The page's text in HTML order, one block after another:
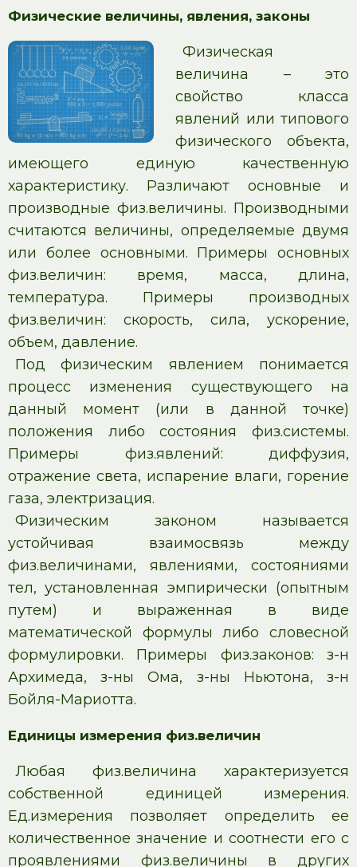
Физические величины, явления, законы
Физическая
величина – это
свойство класса
явлений или типового
физического объекта,
имеющего единую качественную
характеристику. Различают основные и
производные физ.величины. Производными
считаются величины, определяемые двумя
или более основными. Примеры основных
физ.величин: время, масса, длина,
температура. Примеры производных
физ.величин: скорость, сила, ускорение,
объем, давление.
Под физическим явлением понимается
процесс изменения существующего на
данный момент (или в данной точке)
положения либо состояния физ.системы.
Примеры физ.явлений: диффузия,
отражение света, испарение влаги, горение
газа, электризация.
Физическим законом называется
устойчивая взаимосвязь между
физ.величинами, явлениями, состояниями
тел, установленная эмпирически (опытным
путем) и выраженная в виде
математической формулы либо словесной
формулировки. Примеры физ.законов: з-н
Архимеда, з-ны Ома, з-ны Ньютона, з-н
Бойля-Мариотта.
Единицы измерения физ.величин
Любая физ.величина характеризуется
собственной единицей измерения.
Ед.измерения позволяет определить ее
количественное значение и соотнести его с
проявлениями физ.величины в других